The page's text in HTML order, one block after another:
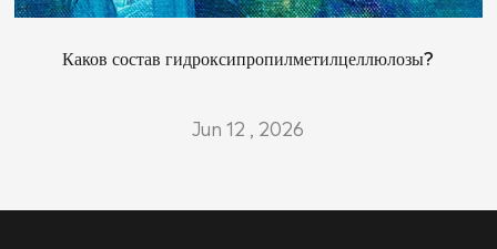
Каков состав гидроксипропилметилцеллюлозы?
Jun 12 , 2026